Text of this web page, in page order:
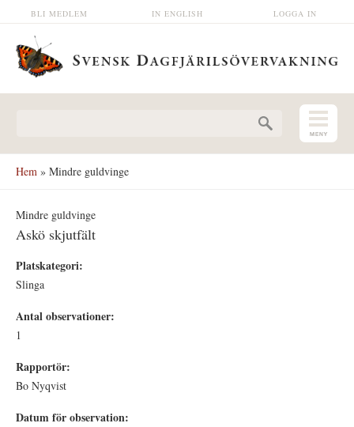
Hoppa till huvudinnehåll LOGGA IN
IN ENGLISH
BLI MEDLEM
Hem » Mindre guldvinge
Mindre guldvinge
Askö skjutfält
Platskategori:
Slinga
Antal observationer:
1
Rapportör:
Bo Nyqvist
Datum för observation: